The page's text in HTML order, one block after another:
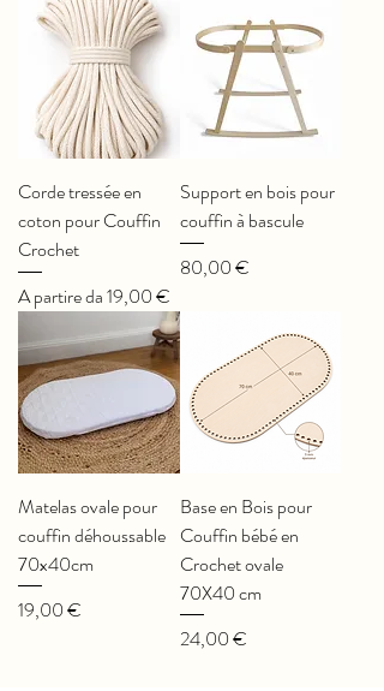
Corde tressée en
coton pour Couffin
Crochet
A partire da19,00 €
Prezzo scontato
Support en bois pour
couffin à bascule
Prezzo
80,00 €
Matelas ovale pour
couffin déhoussable
70x40cm
Prezzo
19,00 €
Base en Bois pour
Couffin bébé en
Crochet ovale
70X40 cm
Prezzo
24,00 €